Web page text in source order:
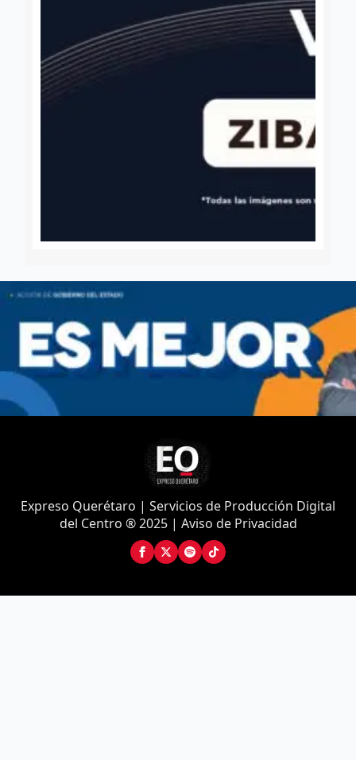
Expreso Querétaro | Servicios de Producción Digital
del Centro ® 2025 | Aviso de Privacidad